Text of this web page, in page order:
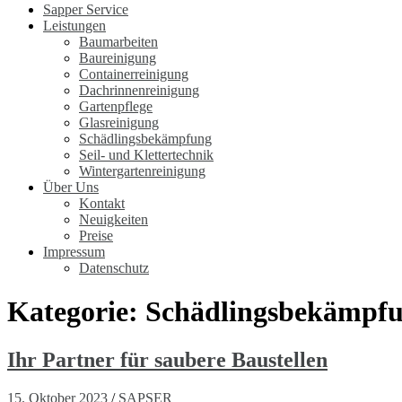
Sapper Service
Leistungen
Baumarbeiten
Baureinigung
Containerreinigung
Dachrinnenreinigung
Gartenpflege
Glasreinigung
Schädlingsbekämpfung
Seil- und Klettertechnik
Wintergartenreinigung
Über Uns
Kontakt
Neuigkeiten
Preise
Impressum
Datenschutz
Kategorie:
Ihr Partner für saubere Baustellen
15. Oktober 2023 / SAPSER